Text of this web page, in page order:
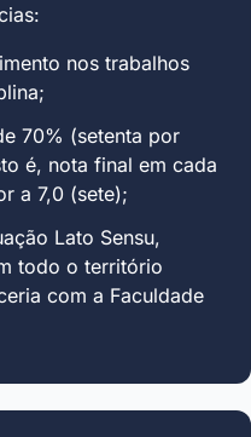
nos trabalhos
70% (setenta por
é, nota final em cada
a 7,0 (sete);
Lato Sensu,
todo o território
com a Faculdade